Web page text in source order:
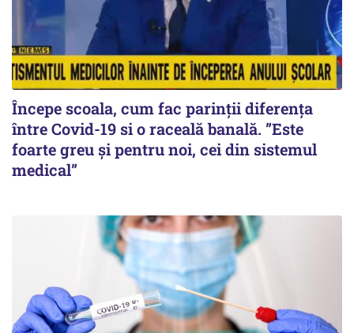
Începe scoala, cum fac parinții diferența
între Covid-19 si o raceală banală. ”Este
foarte greu și pentru noi, cei din sistemul
medical”